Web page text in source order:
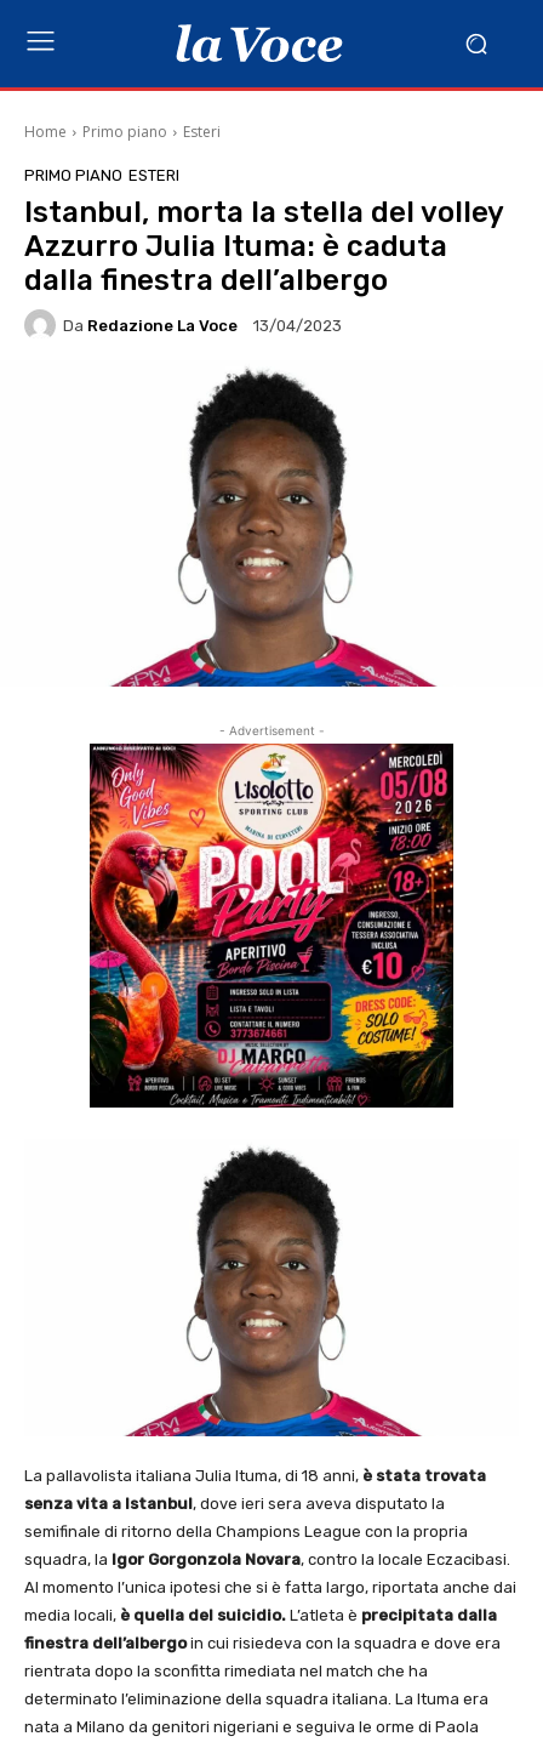
Home Primo piano Esteri
PRIMO PIANO ESTERI
Istanbul, morta la stella del volley
Azzurro Julia Ituma: è caduta
dalla finestra dell’albergo
Da Redazione La Voce 13/04/2023
- Advertisement -
La pallavolista italiana Julia Ituma, di 18 anni, è stata trovata
senza vita a Istanbul, dove ieri sera aveva disputato la
semifinale di ritorno della Champions League con la propria
squadra, la Igor Gorgonzola Novara, contro la locale Eczacibasi.
Al momento l’unica ipotesi che si è fatta largo, riportata anche dai
media locali, è quella del suicidio. L’atleta è precipitata dalla
finestra dell’albergoin cui risiedeva con la squadra e dove era
rientrata dopo la sconfitta rimediata nel match che ha
determinato l’eliminazione della squadra italiana. La Ituma era
nata a Milano da genitori nigeriani e seguiva le orme di Paola